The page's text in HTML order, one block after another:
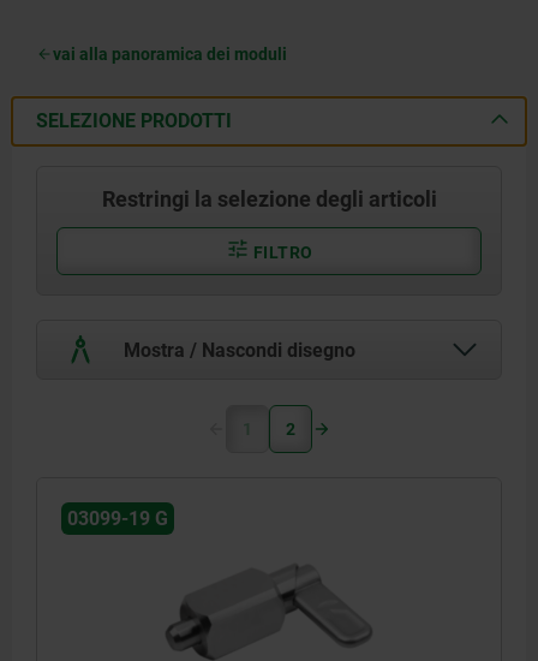
vai alla panoramica dei moduli
SELEZIONE PRODOTTI
Restringi la selezione degli articoli
FILTRO
Mostra / Nascondi disegno
1 2
03099-19 G